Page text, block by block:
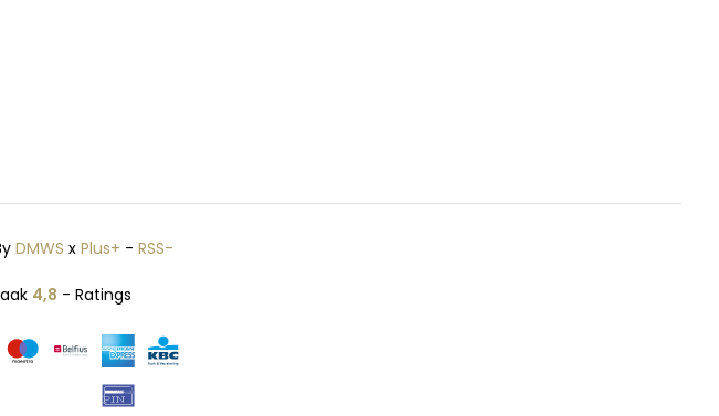
DMWS xPlus+ -RSS-
4,8 - Ratings